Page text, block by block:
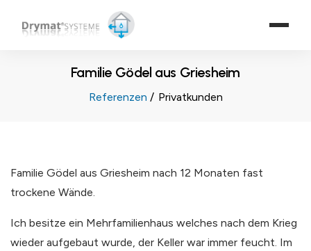
Familie Gödel aus Griesheim
Referenzen Privatkunden
Familie Gödel aus Griesheim nach 12 Monaten fast
trockene Wände.
Ich besitze ein Mehrfamilienhaus welches nach dem Krieg
wieder aufgebaut wurde, der Keller war immer feucht. Im